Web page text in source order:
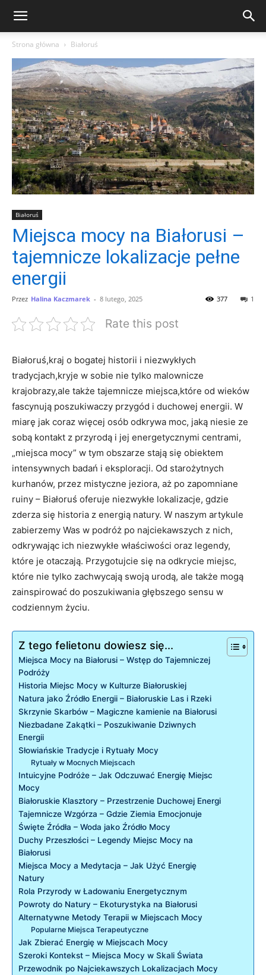
Strona główna Białoruś
Białoruś
Miejsca mocy na Białorusi –
tajemnicze lokalizacje pełne
energii
Przez Halina Kaczmarek - 8 lutego, 2025 1
377
Rate this post
Białoruś,kraj o bogatej historii i niezwykłych
tradycjach,kryje ​w sobie nie tylko malownicze
krajobrazy,ale także tajemnicze miejsca,które od wieków
⁣fascynują poszukiwaczy​ przygód‍ i duchowej energii.⁣ W
miarę jak coraz⁢ więcej osób ⁢odkrywa moc, ‍jaką‌ niesie‌ ze
sobą kontakt z przyrodą i jej energetycznymi centrami,
„miejsca mocy” w‌ tym obszarze ​stają się obiektem
intensywnych badań i eksploracji.‍ Od starożytnych
kurhanów, przez mistyczne jeziora, aż po zapomniane
ruiny ‌– Białoruś oferuje niezwykłe lokalizacje, gdzie
zderza się‌ historia z energią natury. W naszym‍ artykule
zabierzemy⁤ Was w podróż ‌po najciekawszych z ‌nich,
odkrywając ich niezwykłe właściwości oraz legendy,
które je otaczają. Przygotujcie​ się na odkrycie⁤ miejsc,
które nie tylko zachwycają swoją urodą,⁤ ale także​ mogą
zainspirować do‍ poszukiwania głębszego sensu w
codziennym życiu.
Z tego felietonu dowiesz się...
Miejsca​ Mocy na Białorusi⁤ – Wstęp do Tajemniczej
Podróży
Historia Miejsc Mocy w⁤ Kulturze Białoruskiej
Natura jako Źródło Energii – Białoruskie Las i Rzeki
Skrzynie Skarbów – Magiczne kamienie na Białorusi
Niezbadane Zakątki – Poszukiwanie Dziwnych
Energii
Słowiańskie Tradycje i Rytuały Mocy
Rytuały w Mocnych ‍Miejscach
Intuicyjne⁣ Podróże ‍– Jak Odczuwać Energię ⁣Miejsc
Mocy
Białoruskie Klasztory – Przestrzenie Duchowej Energi
Tajemnicze Wzgórza – Gdzie Ziemia Emocjonuje
Święte Źródła –⁣ Woda jako Źródło Mocy
Duchy ‌Przeszłości – Legendy Miejsc Mocy na
Białorusi
Miejsca‍ Mocy a Medytacja –⁢ Jak Użyć​ Energię
Natury
Rola Przyrody w Ładowaniu Energetycznym
Powroty do Natury – Ekoturystyka na Białorusi
Alternatywne Metody Terapii w Miejscach Mocy
Popularne Miejsca Terapeutyczne
Jak Zbierać Energię w Miejscach ​Mocy
Szeroki Kontekst⁢ – Miejsca Mocy⁤ w‍ Skali Świata
Przewodnik po Najciekawszych Lokalizacjach Mocy